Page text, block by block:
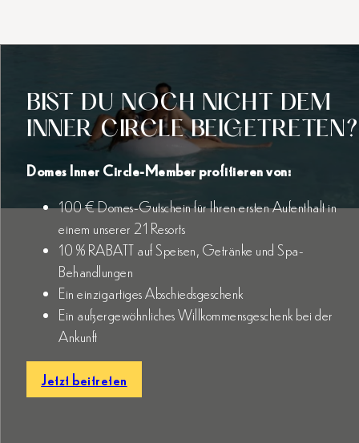
BIST DU NOCH NICHT DEM
INNER CIRCLE BEIGETRETEN?
Domes Inner Circle-Member profitieren von:
100 € Domes-Gutschein für Ihren ersten Aufenthalt in
einem unserer 21 Resorts
10 % RABATT auf Speisen, Getränke und Spa-
Behandlungen
Ein einzigartiges Abschiedsgeschenk
Ein außergewöhnliches Willkommensgeschenk bei der
Ankunft
Jetzt beitreten